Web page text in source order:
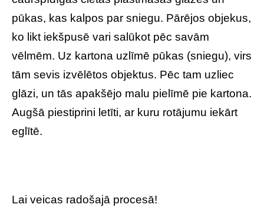
pūkas, kas kalpos par sniegu. Pārējos objekus,
ko likt iekšpusē vari salūkot pēc savām
vēlmēm. Uz kartona uzlīmē pūkas (sniegu), virs
tām sevis izvēlētos objektus. Pēc tam uzliec
glāzi, un tās apakšējo malu pielīmē pie kartona.
Augšā piestiprini letīti, ar kuru rotājumu iekārt
eglītē.
Lai veicas radošajā procesā!